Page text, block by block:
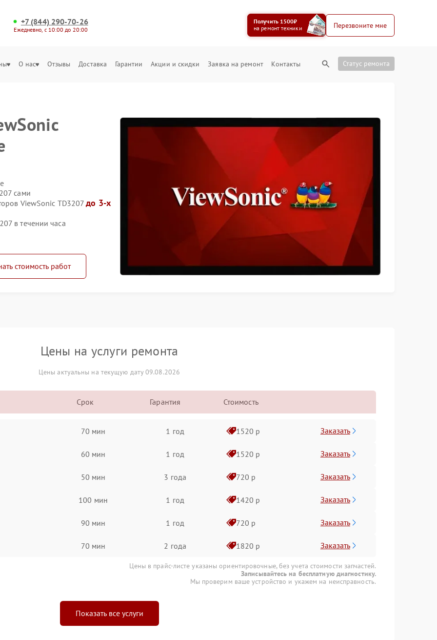
+7 (844) 290-70-26
Ежедневно, с 10:00 до 20:00
Получить 1500₽
на ремонт техники
Перезвоните мне
О нас Отзывы Доставка Гарантии Акции и скидки Заявка на ремонт Контакты Статус ремонта
сами
ViewSonic TD3207до 3-х
в течении часа
стоимость работ
Цены на услуги ремонта
Цены актуальны на текущую дату 09.08.2026
Срок Гарантия Стоимость
70 мин 1 год 1520 р Заказать
60 мин 1 год 1520 р Заказать
50 мин 3 года 720 р Заказать
100 мин 1 год 1420 р Заказать
90 мин 1 год 720 р Заказать
70 мин 2 года 1820 р Заказать
Цены в прайс-листе указаны ориентировочные, без учета стоимости запчастей.
Записывайтесь на бесплатную диагностику.
Мы проверим ваше устройство и укажем на неисправность.
Показать все услуги